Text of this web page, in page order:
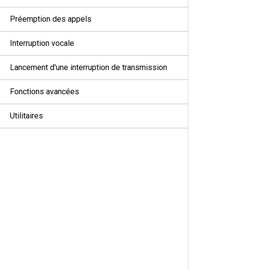
Préemption des appels
Interruption vocale
Lancement d'une interruption de transmission
Fonctions avancées
Utilitaires